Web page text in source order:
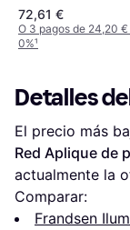
72,61 €
O 3 pagos de 24,20 €
0%¹
Detalles
El precio más
Red Aplique de
actualmente la
Comparar:
Frandsen